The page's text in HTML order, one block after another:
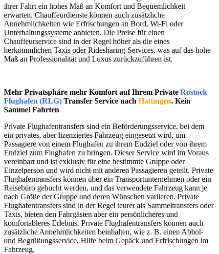
ihrer Fahrt ein hohes Maß an Komfort und Bequemlichkeit
erwarten. Chauffeurdienste können auch zusätzliche
Annehmlichkeiten wie Erfrischungen an Bord, Wi-Fi oder
Unterhaltungssysteme anbieten. Die Preise für einen
Chauffeurservice sind in der Regel höher als die eines
herkömmlichen Taxis oder Ridesharing-Services, was auf das hohe
Maß an Professionalität und Luxus zurückzuführen ist.
Mehr Privatsphäre mehr Komfort auf Ihrem Private Rostock
Flughafen (RLG) Transfer Service nach Hattingen. Kein
Sammel Fahrten
Private Flughafentransfers sind ein Beförderungsservice, bei dem
ein privates, aber lizenziertes Fahrzeug eingesetzt wird, um
Passagiere von einem Flughafen zu ihrem Endziel oder von ihrem
Endziel zum Flughafen zu bringen. Dieser Service wird im Voraus
vereinbart und ist exklusiv für eine bestimmte Gruppe oder
Einzelperson und wird nicht mit anderen Passagieren geteilt. Private
Flughafentransfers können über ein Transportunternehmen oder ein
Reisebüro gebucht werden, und das verwendete Fahrzeug kann je
nach Größe der Gruppe und deren Wünschen variieren. Private
Flughafentransfers sind in der Regel teurer als Sammeltransfers oder
Taxis, bieten den Fahrgästen aber ein persönlicheres und
komfortableres Erlebnis. Private Flughafentransfers können auch
zusätzliche Annehmlichkeiten beinhalten, wie z. B. einen Abhol-
und Begrüßungsservice, Hilfe beim Gepäck und Erfrischungen im
Fahrzeug.